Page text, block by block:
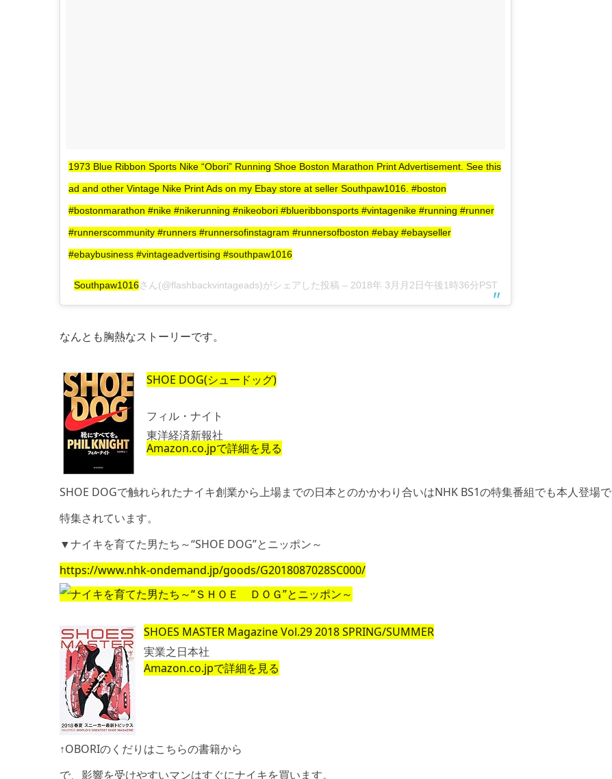
1973 Blue Ribbon Sports Nike “Obori” Running Shoe Boston Marathon Print Advertisement. See this
ad and other Vintage Nike Print Ads on my Ebay store at seller Southpaw1016. #boston
#bostonmarathon #nike #nikerunning #nikeobori #blueribbonsports #vintagenike #running #runner
#runnerscommunity #runners #runnersofinstagram #runnersofboston #ebay #ebayseller
#ebaybusiness #vintageadvertising #southpaw1016
Southpaw1016さん(@flashbackvintageads)がシェアした投稿 – 2018年 3月月2日午後1時36分PST
なんとも胸熱なストーリーです。
SHOE DOG(シュードッグ)
フィル・ナイト
東洋経済新報社
Amazon.co.jpで詳細を見る
SHOE DOGで触れられたナイキ創業から上場までの日本とのかかわり合いはNHK BS1の特集番組でも本人登場で
特集されています。
▼ナイキを育てた男たち～“SHOE DOG”とニッポン～
https://www.nhk-ondemand.jp/goods/G2018087028SC000/
SHOES MASTER Magazine Vol.29 2018 SPRING/SUMMER
実業之日本社
Amazon.co.jpで詳細を見る
↑OBORIのくだりはこちらの書籍から
で、影響を受けやすいマンはすぐにナイキを買います。